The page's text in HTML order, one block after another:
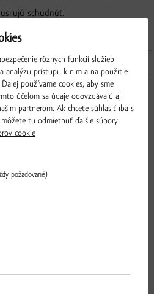
schudnúť.
v recepte
rôznych funkcií služieb
analýzu prístupu k nim a na použitie
používame cookies, aby sme
účelom sa údaje odovzdávajú aj
partnerom. Ak chcete súhlasiť iba s
tu odmietnuť ďalšie súbory
cookie
požadované)